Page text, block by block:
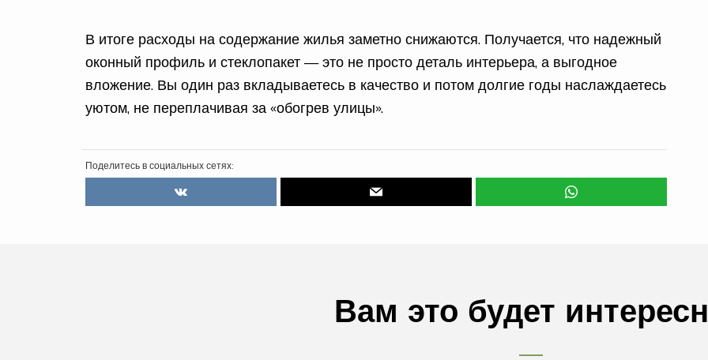
В итоге расходы на содержание жилья заметно снижаются. Получается, что надежный
оконный профиль и стеклопакет — это не просто деталь интерьера, а выгодное
вложение. Вы один раз вкладываетесь в качество и потом долгие годы наслаждаетесь
уютом, не переплачивая за «обогрев улицы».
Поделитесь в социальных сетях:
Вам это будет